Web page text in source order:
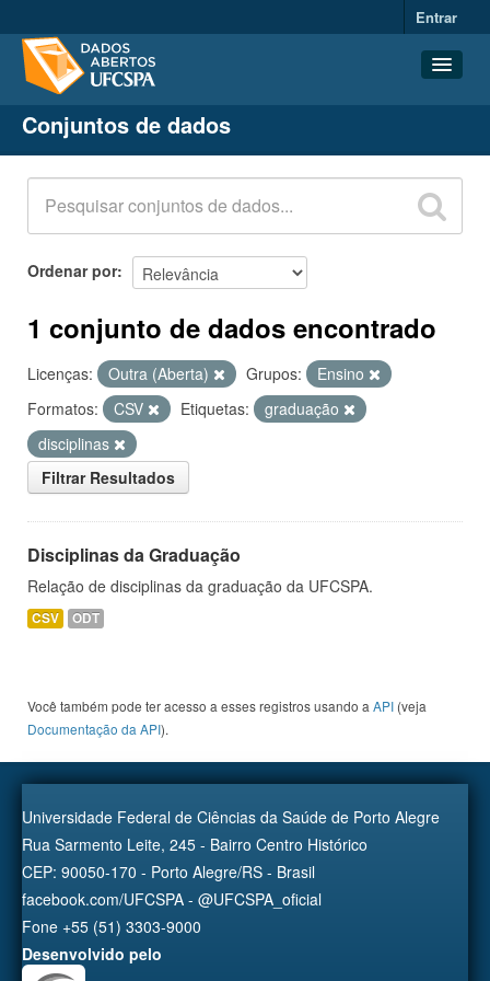
Entrar
Conjuntos de dados
Organizações
Grupos
Sobre
Conjuntos de dados
Ordenar por
1 conjunto de dados encontrado
Licenças: Outra (Aberta) Grupos:
Ensino
Formatos:
CSV Etiquetas:
graduação
disciplinas
Filtrar Resultados
Disciplinas da Graduação
Relação de disciplinas da graduação da UFCSPA.
CSV ODT
Você também pode ter acesso a esses registros usando a API (veja
Documentação da API).
Universidade Federal de Ciências da Saúde de Porto Alegre
Rua Sarmento Leite, 245 - Bairro Centro Histórico
CEP: 90050-170 - Porto Alegre/RS - Brasil
facebook.com/UFCSPA - @UFCSPA_oficial
Fone +55 (51) 3303-9000
Desenvolvido pelo